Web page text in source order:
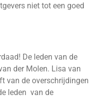
niet tot een goed
De leden van de
der Molen. Lisa van
van de overschrijdingen
leden van de